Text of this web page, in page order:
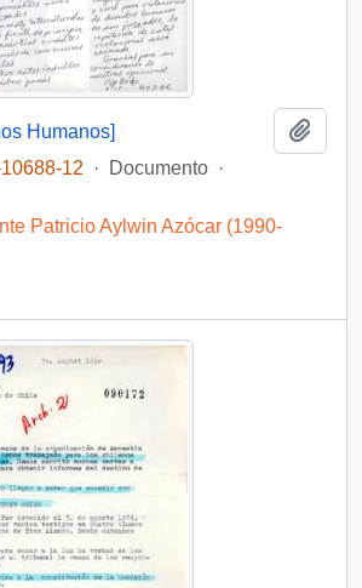
Humanos]
12
· Documento ·
Patricio Aylwin Azócar (1990-